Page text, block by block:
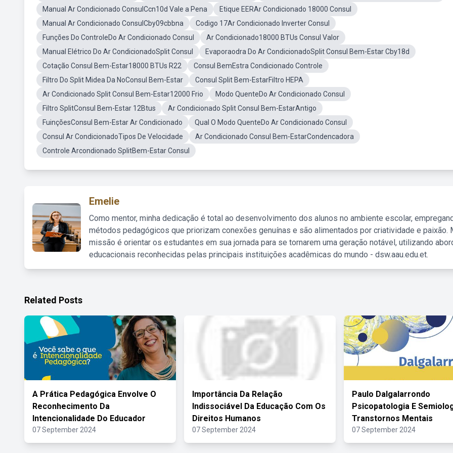
Manual Ar Condicionado ConsulCcn10d Vale a Pena
Etique EERAr Condicionado 18000 Consul
Manual Ar Condicionado ConsulCby09cbbna
Codigo 17Ar Condicionado Inverter Consul
Funções Do ControleDo Ar Condicionado Consul
Ar Condicionado18000 BTUs Consul Valor
Manual Elétrico Do Ar CondicionadoSplit Consul
Evaporaodra Do Ar CondicionadoSplit Consul Bem-Estar Cby18d
Cotação Consul Bem-Estar18000 BTUs R22
Consul BemEstra Condicionado Controle
Filtro Do Split Midea Da NoConsul Bem-Estar
Consul Split Bem-EstarFiltro HEPA
Ar Condicionado Split Consul Bem-Estar12000 Frio
Modo QuenteDo Ar Condicionado Consul
Filtro SplitConsul Bem-Estar 12Btus
Ar Condicionado Split Consul Bem-EstarAntigo
FuinçõesConsul Bem-Estar Ar Condicionado
Qual O Modo QuenteDo Ar Condicionado Consul
Consul Ar CondicionadoTipos De Velocidade
Ar Condicionado Consul Bem-EstarCondencadora
Controle Arcondionado SplitBem-Estar Consul
Emelie
Como mentor, minha dedicação é total ao desenvolvimento dos alunos no ambiente escolar,
métodos pedagógicos que priorizam conexões genuínas e são alimentados por criatividade e paixão.
missão é orientar os estudantes em sua jornada para se tornarem uma geração notável, utilizando
educacionais reconhecidas pelas principais instituições acadêmicas do mundo - dsw.aau.edu.et.
Related Posts
A Prática Pedagógica Envolve O
Reconhecimento Da
Intencionalidade Do Educador
07 September 2024
Importância Da Relação
Indissociável Da Educação Com Os
Direitos Humanos
07 September 2024
Paulo Dalgalarrondo
Psicopatologia E
Transtornos Mentais
07 September 2024